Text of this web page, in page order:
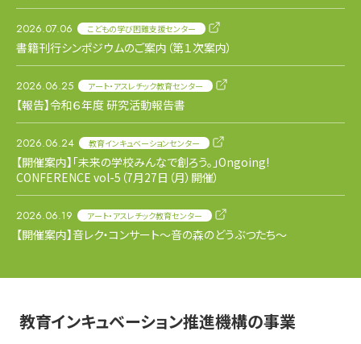
2026.07.06 こどもの学び困難支援センター
書籍刊行シンポジウムのご案内（第１次案内）
2026.06.25 アート・アスレチック教育センター
【報告】令和６年度 研究活動報告書
2026.06.24 教育インキュベーションセンター
【開催案内】「未来の学校みんなで創ろう。」Ongoing!
CONFERENCE vol-5（7月27日（月）開催）
2026.06.19 アート・アスレチック教育センター
【開催案内】音レク・コンサート〜音の森のどうぶつたち〜
教育インキュベーション推進機構の事業